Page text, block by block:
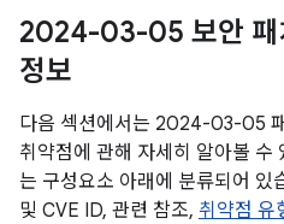
2024-03-05 보안 패
정보
다음 섹션에서는 2024-03-05
취약점에 관해 자세히 알아볼 수
는 구성요소 아래에 분류되어 있
및 CVE ID, 관련 참조, 취약점 유